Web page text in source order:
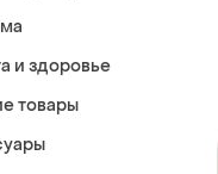
и здоровье
товары